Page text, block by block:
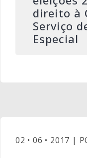
direito à
Serviço
Especial
02 • 06 • 2017 |